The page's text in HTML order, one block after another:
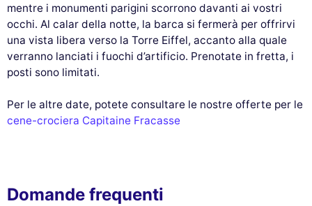
mentre i monumenti parigini scorrono davanti ai vostri
occhi. Al calar della notte, la barca si fermerà per offrirvi
una vista libera verso la Torre Eiffel, accanto alla quale
verranno lanciati i fuochi d’artificio. Prenotate in fretta, i
posti sono limitati.
Per le altre date, potete consultare le nostre offerte per le
cene-crociera Capitaine Fracasse
Domande frequenti